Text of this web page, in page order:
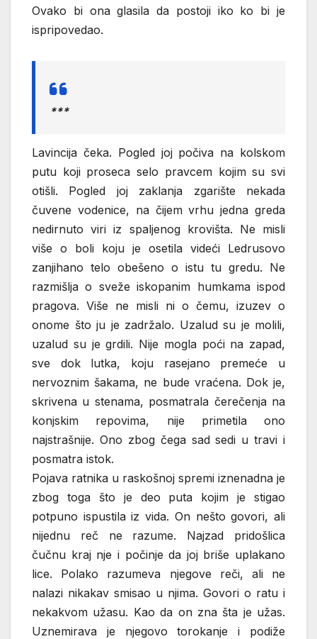
Ovako bi ona glasila da postoji iko ko bi je
ispripovedao.
***
Lavincija čeka. Pogled joj počiva na kolskom
putu koji proseca selo pravcem kojim su svi
otišli. Pogled joj zaklanja zgarište nekada
čuvene vodenice, na čijem vrhu jedna greda
nedirnuto viri iz spaljenog krovišta. Ne misli
više o boli koju je osetila videći Ledrusovo
zanjihano telo obešeno o istu tu gredu. Ne
razmišlja o sveže iskopanim humkama ispod
pragova. Više ne misli ni o čemu, izuzev o
onome što ju je zadržalo. Uzalud su je molili,
uzalud su je grdili. Nije mogla poći na zapad,
sve dok lutka, koju rasejano premeće u
nervoznim šakama, ne bude vraćena. Dok je,
skrivena u stenama, posmatrala čerečenja na
konjskim repovima, nije primetila ono
najstrašnije. Ono zbog čega sad sedi u travi i
posmatra istok.
Pojava ratnika u raskošnoj spremi iznenadna je
zbog toga što je deo puta kojim je stigao
potpuno ispustila iz vida. On nešto govori, ali
nijednu reč ne razume. Najzad pridošlica
čučnu kraj nje i počinje da joj briše uplakano
lice. Polako razumeva njegove reči, ali ne
nalazi nikakav smisao u njima. Govori o ratu i
nekakvom užasu. Kao da on zna šta je užas.
Uznemirava je njegovo torokanje i podiže